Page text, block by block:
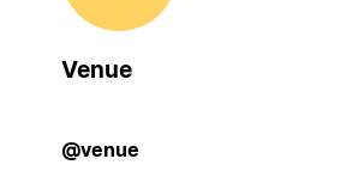
Venue
@venue